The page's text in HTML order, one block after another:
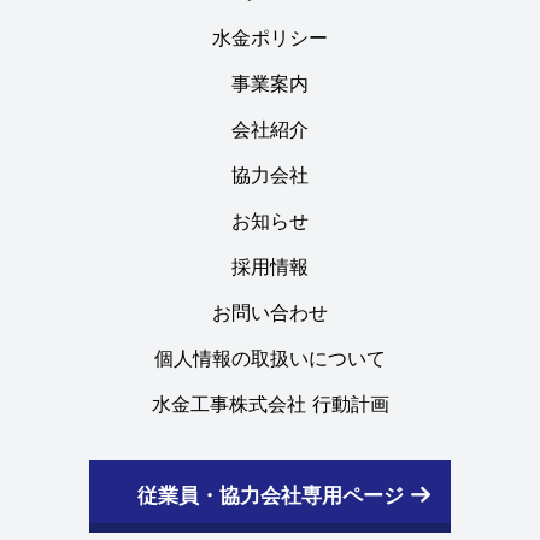
水金ポリシー
事業案内
会社紹介
協力会社
お知らせ
採用情報
お問い合わせ
個人情報の取扱いについて
水金工事株式会社 行動計画
従業員・協力会社専用ページ